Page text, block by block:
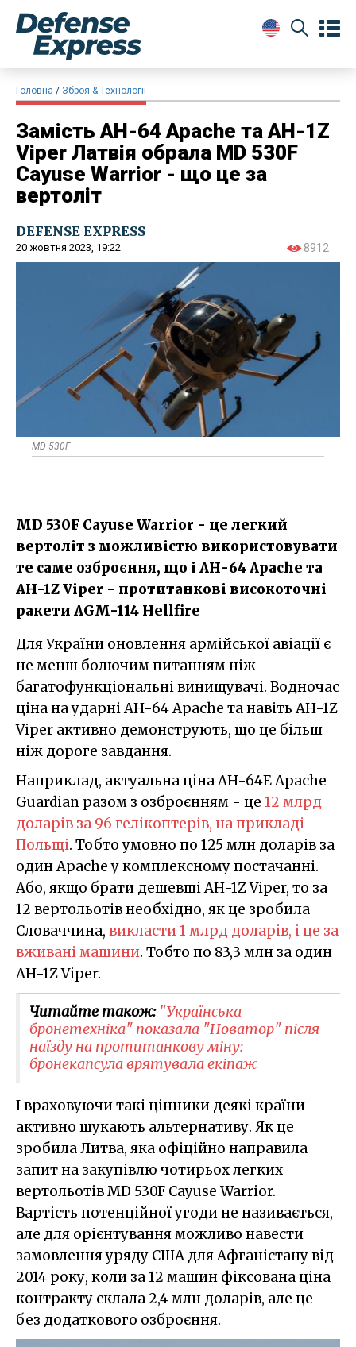
Головна Зброя & Технології
Замість AH-64 Apache та AH-1Z
Viper Латвія обрала MD 530F
Cayuse Warrior - що це за
вертоліт
DEFENSE EXPRESS
20 жовтня 2023, 19:22 8912
MD 530F
MD 530F Cayuse Warrior - це легкий
вертоліт з можливістю використовувати
те саме озброєння, що і AH-64 Apache та
AH-1Z Viper - протитанкові високоточні
ракети AGM-114 Hellfire
Для України оновлення армійської авіації є
не менш болючим питанням ніж
багатофункціональні винищувачі. Водночас
ціна на ударні AH-64 Apache та навіть AH-1Z
Viper активно демонструють, що це більш
ніж дороге завдання.
Наприклад, актуальна ціна AH-64E Apache
Guardian разом з озброєнням - це 12 млрд
доларів за 96 гелікоптерів, на прикладі
Польщі. Тобто умовно по 125 млн доларів за
один Apache у комплексному постачанні.
Або, якщо брати дешевші AH-1Z Viper, то за
12 вертольотів необхідно, як це зробила
Словаччина, викласти 1 млрд доларів, і це за
вживані машини. Тобто по 83,3 млн за один
AH-1Z Viper.
Читайте також: "Українська
бронетехніка" показала "Новатор" після
наїзду на протитанкову міну:
бронекапсула врятувала екіпаж
І враховуючи такі цінники деякі країни
активно шукають альтернативу. Як це
зробила Литва, яка офіційно направила
запит на закупівлю чотирьох легких
вертольотів MD 530F Cayuse Warrior.
Вартість потенційної угоди не називається,
але для орієнтування можливо навести
замовлення уряду США для Афганістану від
2014 року, коли за 12 машин фіксована ціна
контракту склала 2,4 млн доларів, але це
без додаткового озброєння.